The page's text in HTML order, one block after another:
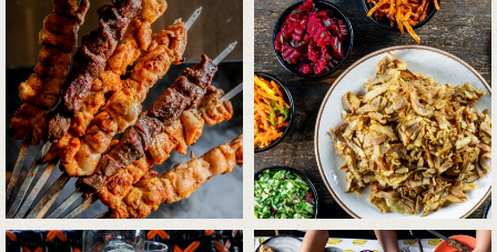
לפתיחת
התמונה
בגדול
-
+
לפתיחת
התמונה
בגדול
-
+